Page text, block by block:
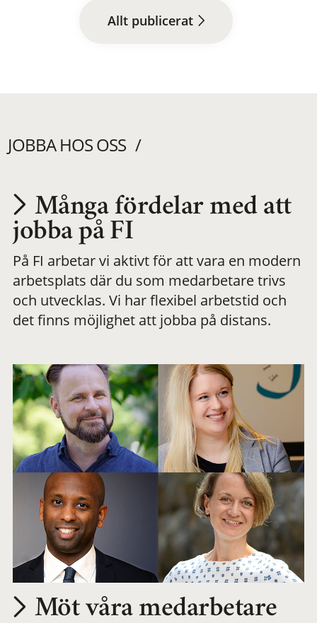
Allt publicerat
JOBBA HOS OSS
Utvecklas på en
meningsfull och
flexibel
Många fördelar med att
jobba på FI
På FI arbetar vi aktivt för att vara en modern
arbetsplats där du som medarbetare trivs
och utvecklas. Vi har flexibel arbetstid och
det finns möjlighet att jobba på distans.
Möt våra medarbetare